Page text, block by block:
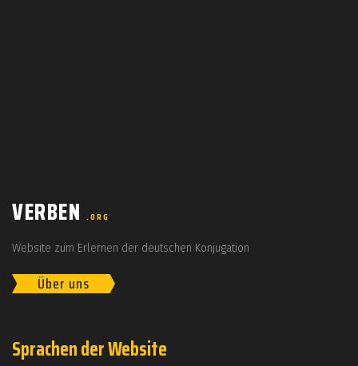
VERBEN .ORG
Website zum Erlernen der deutschen Konjugation
Über uns
Sprachen der Website